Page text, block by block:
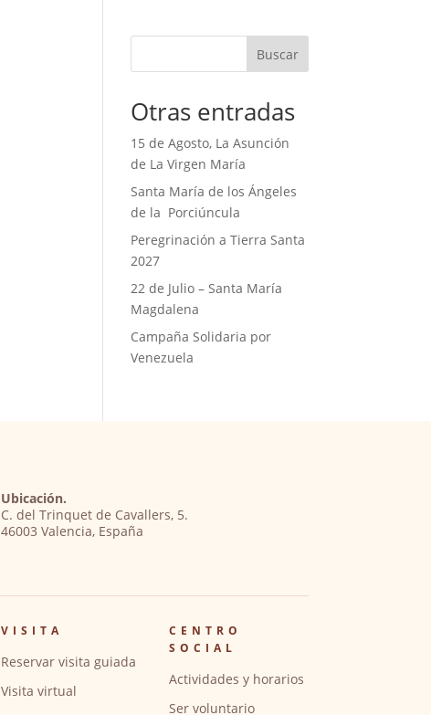
Buscar
Otras entradas
15 de Agosto, La Asunción
de La Virgen María
Santa María de los Ángeles
de la Porciúncula
Peregrinación a Tierra Santa
2027
22 de Julio – Santa María
Magdalena
Campaña Solidaria por
Venezuela
Ubicación.
C. del Trinquet de Cavallers, 5.
46003 Valencia, España
VISITA
Reservar visita guiada
Visita virtual
CENTRO
SOCIAL
Actividades y horarios
Ser voluntario